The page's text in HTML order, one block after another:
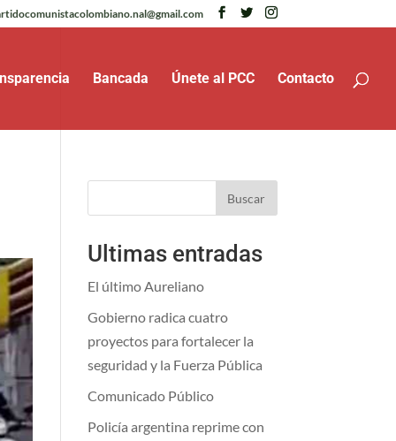
Bancada Únete al PCC Contacto
Buscar
Ultimas entradas
El último Aureliano
Gobierno radica cuatro
proyectos para fortalecer la
seguridad y la Fuerza Pública
Comunicado Público
Policía argentina reprime con